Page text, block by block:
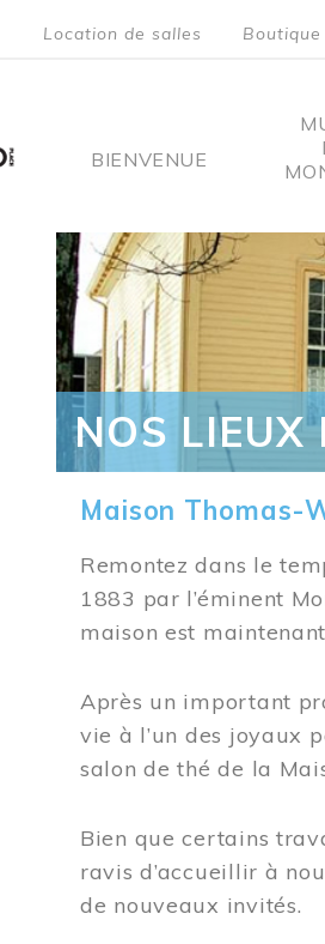
Location de salles Boutique
Main
BIENVENUE
NOS LIEUX
Maison Thomas-
Remontez dans le
1883 par l’éminent
maison est
Après un important
vie à l’un des joyaux
salon de thé de la
Bien que certains
ravis d’accueillir à
de nouveaux invités.